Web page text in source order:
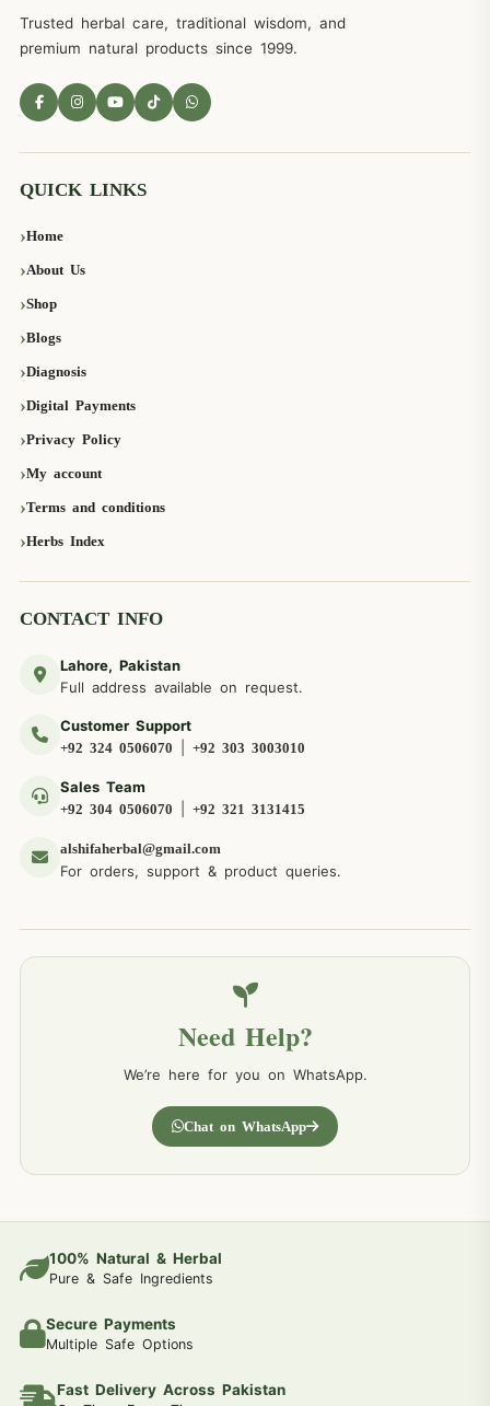
Trusted herbal care, traditional wisdom, and
premium natural products since 1999.
QUICK LINKS
Home
About Us
Shop
Blogs
Diagnosis
Digital Payments
Privacy Policy
My account
Terms and conditions
Herbs Index
CONTACT INFO
Lahore, Pakistan
Full address available on request.
Customer Support
+92 324 0506070 +92 303 3003010
Sales Team
+92 304 0506070 +92 321 3131415
alshifaherbal@gmail.com
For orders, support & product queries.
Need Help?
We’re here for you on WhatsApp.
Chat on WhatsApp
100% Natural & Herbal
Pure & Safe Ingredients
Secure Payments
Multiple Safe Options
Fast Delivery Across Pakistan